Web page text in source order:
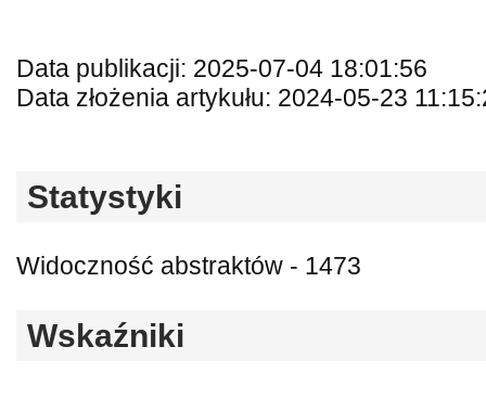
Data publikacji: 2025-07-04 18:01:56
Data złożenia artykułu: 2024-05-23
Statystyki
Widoczność abstraktów - 1473
Wskaźniki